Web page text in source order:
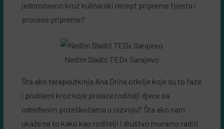
jednostavno kroz kulinarski recept pripreme tijesta i
procese pripreme?
Nedim Sladić TEDx Sarajevo
Šta ako terapeutkinja Ana Drina otkrije koje su to faze
i problemi kroz koje prolaze roditelji djece sa
određenim poteškočama u razvoju? Šta ako nam
ukaže na to kako kao roditelji i društvo moramo raditi